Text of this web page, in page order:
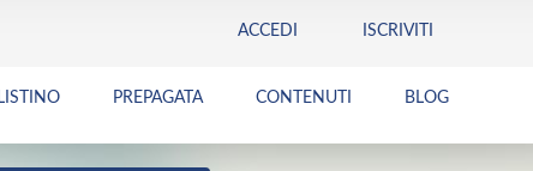
ACCEDI ISCRIVITI
LISTINO PREPAGATA CONTENUTI BLOG